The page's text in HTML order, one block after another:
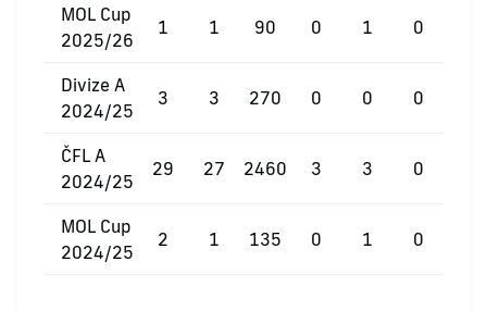
MOL Cup
2025/26
1 1 90 0 1 0
Divize A
2024/25
3 3 270 0 0 0
ČFL A
2024/25
29 27 2460 3 3 0
MOL Cup
2024/25
2 1 135 0 1 0